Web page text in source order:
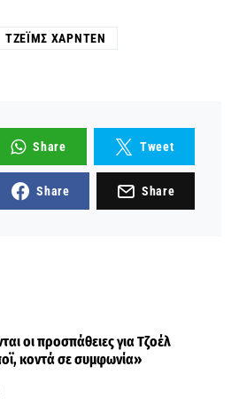
ΤΖΈΙΜΣ ΧΆΡΝΤΕΝ
Share Tweet
Share Share
οι προσπάθειες για Τζοέλ
κοντά σε συμφωνία»